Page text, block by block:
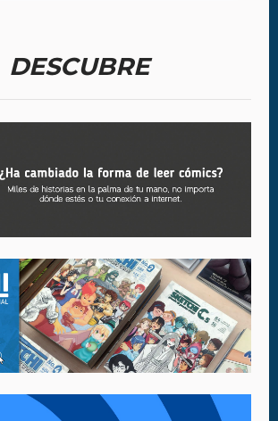
DESCUBRE